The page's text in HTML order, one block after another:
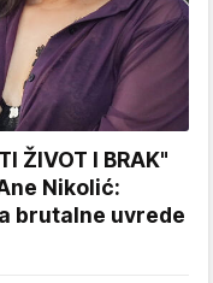
ŽIVOT I BRAK"
Nikolić:
brutalne uvrede